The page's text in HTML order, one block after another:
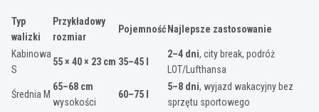
Typ
walizki
Przykładowy
rozmiar
Pojemność Najlepsze zastosowanie
Kabinowa
S
55 × 40 × 23 cm 35–45 l
2–4 dni, city break, podróż
LOT/Lufthansa
Średnia M
65–68 cm
wysokości
60–75 l
5–8 dni, wyjazd wakacyjny bez
sprzętu sportowego